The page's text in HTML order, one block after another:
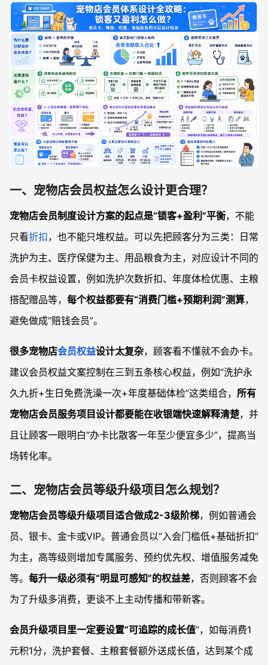
一、宠物店会员权益怎么设计更合理？
宠物店会员制度设计方案的起点是“锁客+盈利”平衡，不能
只看折扣，也不能只堆权益。可以先把顾客分为三类：日常
洗护为主、医疗保健为主、用品粮食为主，对应设计不同的
会员卡权益设置，例如洗护次数折扣、年度体检优惠、主粮
搭配赠品等， 每个权益都要有“消费门槛+预期利润”测算，
避免做成“赔钱会员”。
很多宠物店会员权益设计太复杂，顾客看不懂就不会办卡。
建议会员权益文案控制在三到五条核心权益，例如“洗护永
久九折+生日免费洗澡一次+年度基础体检”这类组合， 所有
宠物店会员服务项目设计都要能在收银端快速解释清楚，并
且让顾客一眼明白“办卡比散客一年至少便宜多少”，提高当
场转化率。
二、宠物店会员等级升级项目怎么规划？
宠物店会员等级升级项目适合做成2-3级阶梯，例如普通会
员、银卡、金卡或VIP。普通会员以“入会门槛低+基础折扣”
为主，高等级则增加专属服务、预约优先权、增值服务减免
等。 每升一级必须有“明显可感知”的权益差，否则顾客不会
为了升级多消费，更谈不上主动传播和带新客。
会员升级项目里一定要设置“可追踪的成长值”，如每消费1
元积1分，洗护套餐、主粮套餐额外送成长值，达到某个成